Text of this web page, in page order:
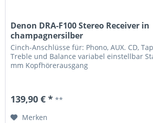
Denon DRA-F100 Stereo Receiver in
champagnersilber
Cinch-Anschlüsse für: Phono, AUX. CD,
Treble und Balance variabel einstellbar
mm Kopfhörerausgang
139,90 € * **
Merken